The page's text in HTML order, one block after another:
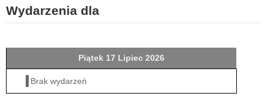
Wydarzenia dla
Piątek 17 Lipiec 2026
Brak wydarzeń